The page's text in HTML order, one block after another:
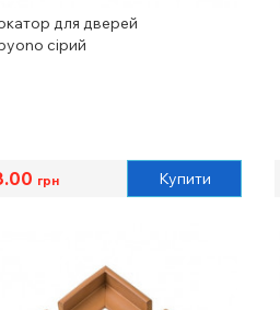
для дверей
сірий
грн Купити